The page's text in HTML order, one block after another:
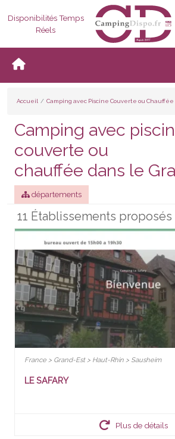
Disponibilités Temps
Réels
Accueil Camping avec Piscine Couverte ou Chauffée
Camping avec
couverte ou
chauffée dans le
départements
11 Établissements proposés
France > Grand-Est > Haut-Rhin > Sausheim
LE SAFARY
Plus de détails